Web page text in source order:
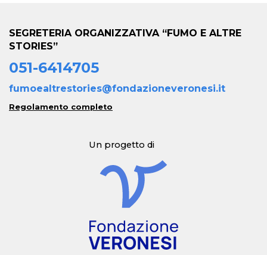
SEGRETERIA ORGANIZZATIVA “FUMO E ALTRE
STORIES”
051-6414705
fumoealtrestories@fondazioneveronesi.it
Regolamento completo
Un progetto di